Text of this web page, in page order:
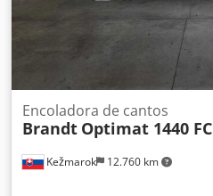
Kežmarok 12.760 km
Encoladora de cantos
Brandt Optimat 1440 FC